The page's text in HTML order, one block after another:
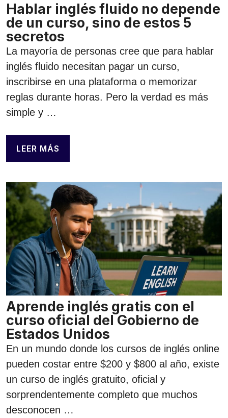
Hablar inglés fluido no depende
de un curso, sino de estos 5
secretos
La mayoría de personas cree que para hablar
inglés fluido necesitan pagar un curso,
inscribirse en una plataforma o memorizar
reglas durante horas. Pero la verdad es más
simple y …
LEER MÁS
Aprende inglés gratis con el
curso oficial del Gobierno de
Estados Unidos
En un mundo donde los cursos de inglés online
pueden costar entre $200 y $800 al año, existe
un curso de inglés gratuito, oficial y
sorprendentemente completo que muchos
desconocen …